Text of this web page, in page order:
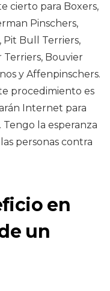
cierto para Boxers,
Pinschers,
Pit Bull Terriers,
Terriers, Bouvier
y Affenpinschers.
procedimiento es
Internet para
la esperanza
personas contra
en
un